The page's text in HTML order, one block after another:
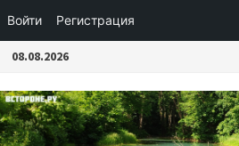
Войти Регистрация
Перейти
содержимому
08.08.2026